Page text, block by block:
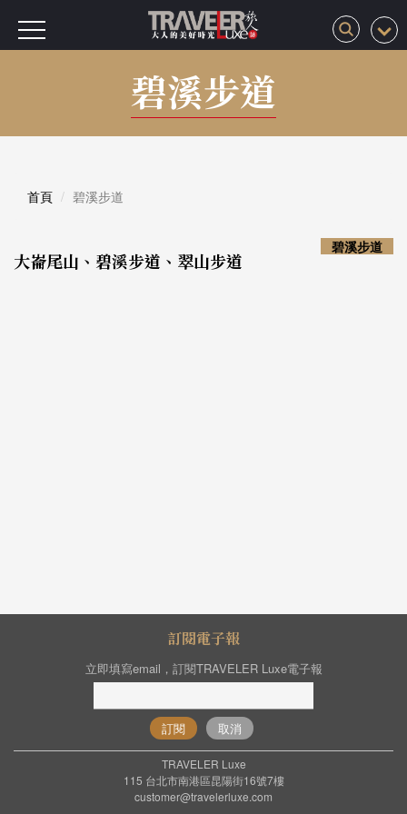
碧溪步道
首頁 碧溪步道
大崙尾山、碧溪步道、翠山步道
碧溪步道
訂閱電子報
立即填寫email，訂閱TRAVELER Luxe電子報
訂閱 取消
TRAVELER Luxe
115 台北市南港區昆陽街16號7樓
customer@travelerluxe.com